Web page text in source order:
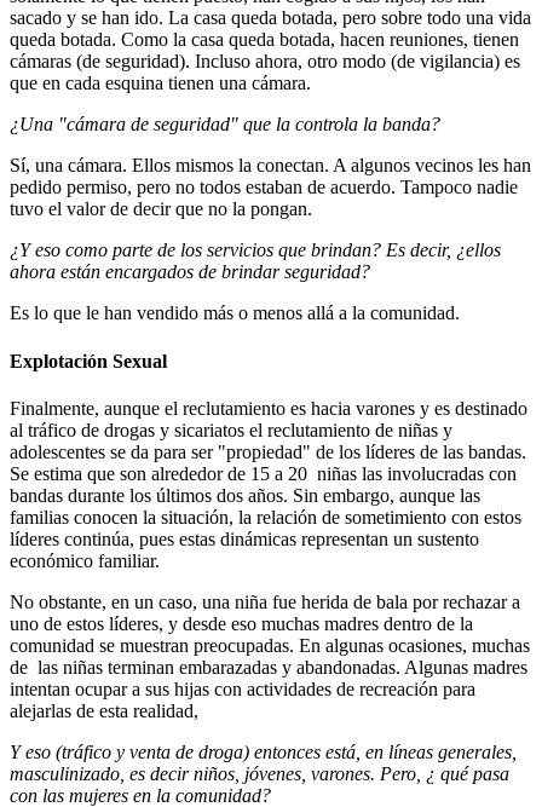
sacado y se han ido. La casa queda botada, pero sobre todo una vida
queda botada. Como la casa queda botada, hacen reuniones, tienen
cámaras (de seguridad). Incluso ahora, otro modo (de vigilancia) es
que en cada esquina tienen una cámara.
¿Una "cámara de seguridad" que la controla la banda?
Sí, una cámara. Ellos mismos la conectan. A algunos vecinos les han
pedido permiso, pero no todos estaban de acuerdo. Tampoco nadie
tuvo el valor de decir que no la pongan.
¿Y eso como parte de los servicios que brindan? Es decir, ¿ellos
ahora están encargados de brindar seguridad?
Es lo que le han vendido más o menos allá a la comunidad.
Explotación Sexual
Finalmente, aunque el reclutamiento es hacia varones y es destinado
al tráfico de drogas y sicariatos el reclutamiento de niñas y
adolescentes se da para ser "propiedad" de los líderes de las bandas.
Se estima que son alrededor de 15 a 20 niñas las involucradas con
bandas durante los últimos dos años. Sin embargo, aunque las
familias conocen la situación, la relación de sometimiento con estos
líderes continúa, pues estas dinámicas representan un sustento
económico familiar.
No obstante, en un caso, una niña fue herida de bala por rechazar a
uno de estos líderes, y desde eso muchas madres dentro de la
comunidad se muestran preocupadas. En algunas ocasiones, muchas
de las niñas terminan embarazadas y abandonadas. Algunas madres
intentan ocupar a sus hijas con actividades de recreación para
alejarlas de esta realidad,
Y eso (tráfico y venta de droga) entonces está, en líneas generales,
masculinizado, es decir niños, jóvenes, varones. Pero, ¿ qué pasa
con las mujeres en la comunidad?